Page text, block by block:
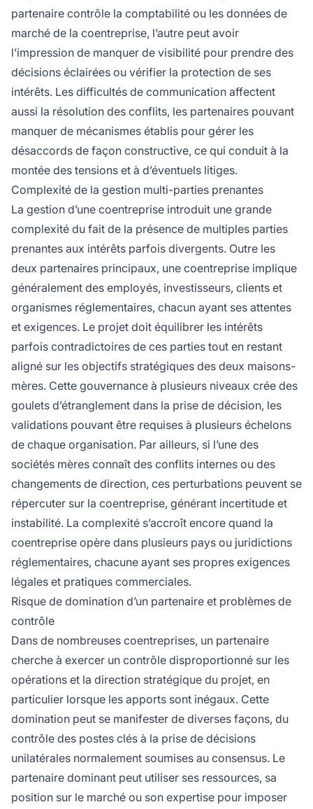
partenaire contrôle la comptabilité ou les données de
marché de la coentreprise, l’autre peut avoir
l’impression de manquer de visibilité pour prendre des
décisions éclairées ou vérifier la protection de ses
intérêts. Les difficultés de communication affectent
aussi la résolution des conflits, les partenaires pouvant
manquer de mécanismes établis pour gérer les
désaccords de façon constructive, ce qui conduit à la
montée des tensions et à d’éventuels litiges.
Complexité de la gestion multi-parties prenantes
La gestion d’une coentreprise introduit une grande
complexité du fait de la présence de multiples parties
prenantes aux intérêts parfois divergents. Outre les
deux partenaires principaux, une coentreprise implique
généralement des employés, investisseurs, clients et
organismes réglementaires, chacun ayant ses attentes
et exigences. Le projet doit équilibrer les intérêts
parfois contradictoires de ces parties tout en restant
aligné sur les objectifs stratégiques des deux maisons-
mères. Cette gouvernance à plusieurs niveaux crée des
goulets d’étranglement dans la prise de décision, les
validations pouvant être requises à plusieurs échelons
de chaque organisation. Par ailleurs, si l’une des
sociétés mères connaît des conflits internes ou des
changements de direction, ces perturbations peuvent se
répercuter sur la coentreprise, générant incertitude et
instabilité. La complexité s’accroît encore quand la
coentreprise opère dans plusieurs pays ou juridictions
réglementaires, chacune ayant ses propres exigences
légales et pratiques commerciales.
Risque de domination d’un partenaire et problèmes de
contrôle
Dans de nombreuses coentreprises, un partenaire
cherche à exercer un contrôle disproportionné sur les
opérations et la direction stratégique du projet, en
particulier lorsque les apports sont inégaux. Cette
domination peut se manifester de diverses façons, du
contrôle des postes clés à la prise de décisions
unilatérales normalement soumises au consensus. Le
partenaire dominant peut utiliser ses ressources, sa
position sur le marché ou son expertise pour imposer